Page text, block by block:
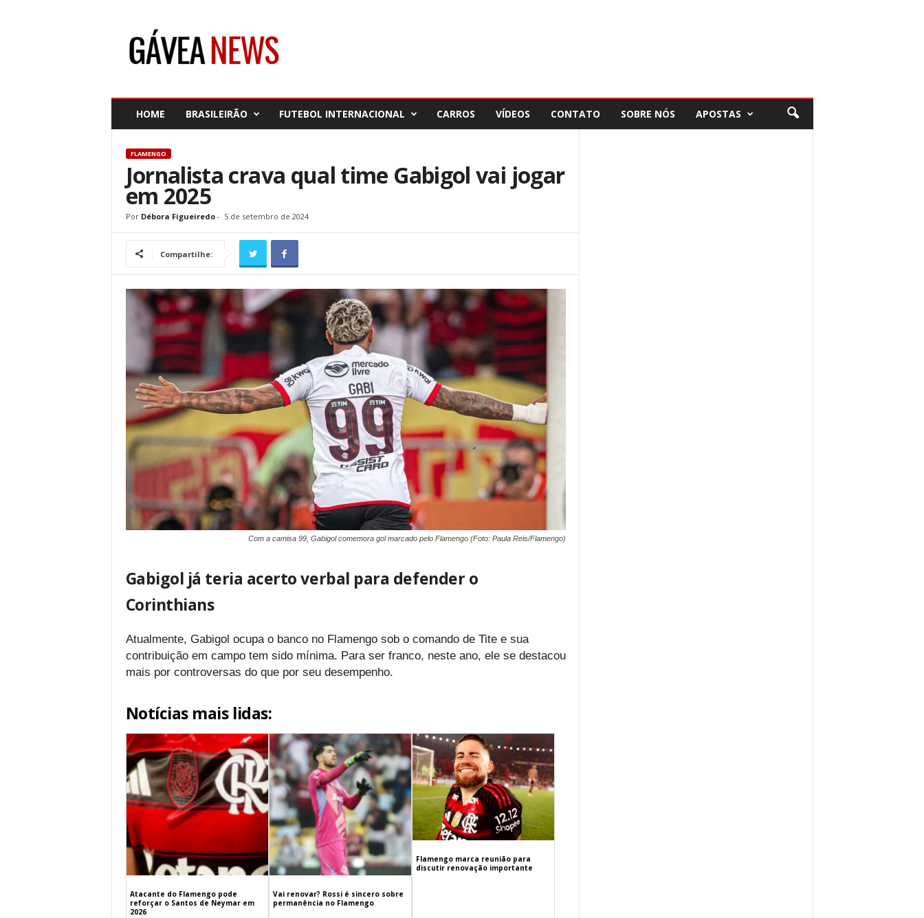
HOME BRASILEIRÃO FUTEBOL INTERNACIONAL CARROS VÍDEOS CONTATO SOBRE NÓS APOSTAS
FLAMENGO
Jornalista crava qual time Gabigol vai jogar
em 2025
Por Débora Figueiredo- 5 de setembro de 2024
Compartilhe:
Com a camisa 99, Gabigol comemora gol marcado pelo Flamengo (Foto: Paula Reis/Flamengo)
Gabigol já teria acerto verbal para defender o
Corinthians
Atualmente, Gabigol ocupa o banco no Flamengo sob o comando de Tite e sua
contribuição em campo tem sido mínima. Para ser franco, neste ano, ele se destacou
mais por controversas do que por seu desempenho.
Notícias mais lidas:
Atacante do Flamengo pode
reforçar o Santos de Neymar em
2026
Vai renovar? Rossi é sincero sobre
permanência no Flamengo
Flamengo marca reunião para
discutir renovação importante